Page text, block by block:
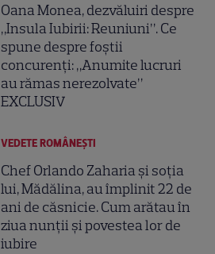
Oana Monea, dezvăluiri despre
„Insula Iubirii: Reuniuni”. Ce
spune despre foștii
concurenți: „Anumite lucruri
au rămas nerezolvate”
EXCLUSIV
VEDETE ROMÂNEŞTI
Chef Orlando Zaharia și soția
lui, Mădălina, au împlinit 22 de
ani de căsnicie. Cum arătau în
ziua nunții și povestea lor de
iubire